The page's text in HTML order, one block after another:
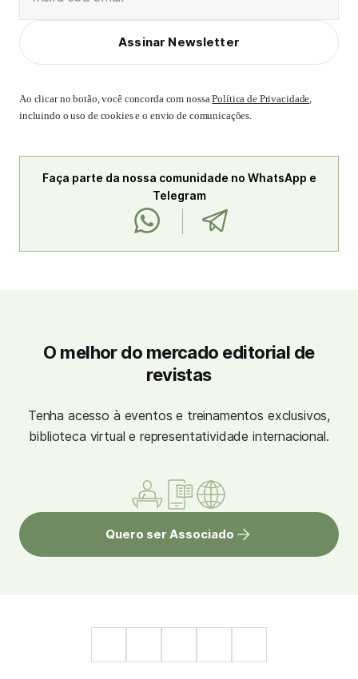
Assinar Newsletter
Ao clicar no botão, você concorda com nossaPolítica de Privacidade,
incluindo o uso de cookies e o envio de comunicações.
Faça parte da nossa comunidade no WhatsApp e
Telegram
O melhor do mercado editorial de
revistas
Tenha acesso à eventos e treinamentos exclusivos,
biblioteca virtual e representatividade internacional.
Quero ser Associado